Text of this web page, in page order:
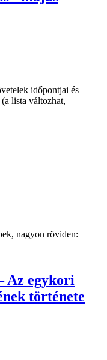
időpontjai és
lista változhat,
nagyon röviden:
Az egykori
története